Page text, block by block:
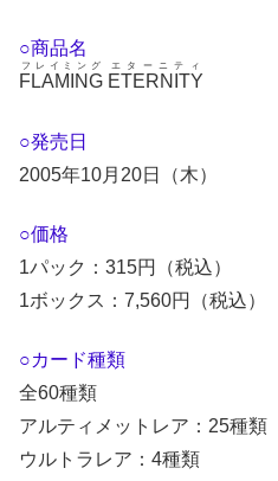
○商品名
FLAMING
フレイミング
ETERNITY
エターニティ
○発売日
2005年10月20日（木）
○価格
1パック：315円（税込）
1ボックス：7,560円（税込）
○カード種類
全60種類
アルティメットレア：25種類
ウルトラレア：4種類